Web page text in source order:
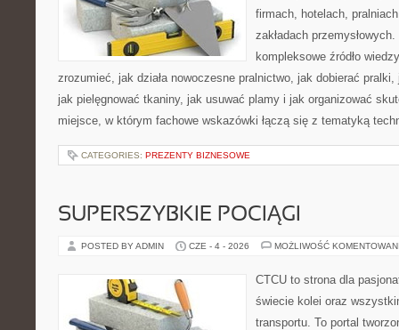
firmach, hotelach,
zakładach
kompleksowe źródło
zrozumieć, jak działa nowoczesne pralnictwo, jak dobierać
jak pielęgnować tkaniny, jak usuwać plamy i jak organizować
miejsce, w którym fachowe wskazówki łączą się z tematyką
CATEGORIES: PREZENTY BIZNESOWE
SUPERSZYBKIE POCIĄGI
POSTED BY ADMIN CZE - 4 - 2026 MOŻLIWOŚĆ
CTCU to strona dla
świecie kolei oraz
transportu. To portal